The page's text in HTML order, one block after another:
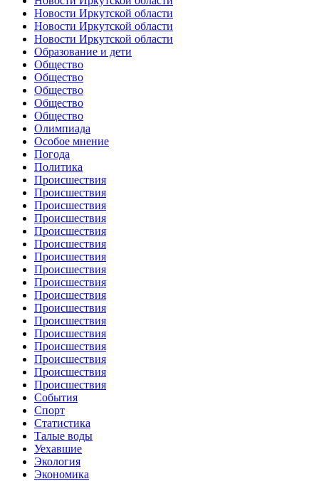
Новости Иркутской области
Новости Иркутской области
Новости Иркутской области
Образование и дети
Общество
Общество
Общество
Общество
Общество
Олимпиада
Особое мнение
Погода
Политика
Происшествия
Происшествия
Происшествия
Происшествия
Происшествия
Происшествия
Происшествия
Происшествия
Происшествия
Происшествия
Происшествия
Происшествия
Происшествия
Происшествия
Происшествия
Происшествия
Происшествия
События
Спорт
Статистика
Талые воды
Уехавшие
Экология
Экономика